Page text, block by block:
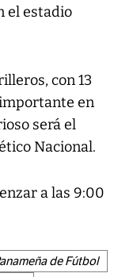
el estadio
con 13
en
será el
Nacional.
a las 9:00
de Fútbol